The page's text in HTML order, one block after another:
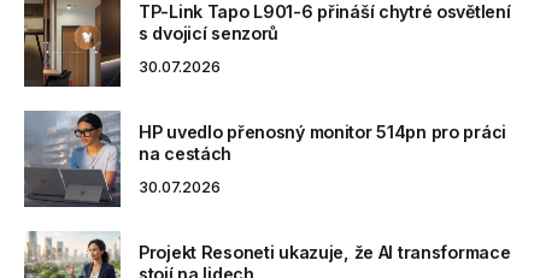
TP-Link Tapo L901-6 přináší chytré osvětlení
s dvojicí senzorů
30.07.2026
HP uvedlo přenosný monitor 514pn pro práci
na cestách
30.07.2026
Projekt Resoneti ukazuje, že AI transformace